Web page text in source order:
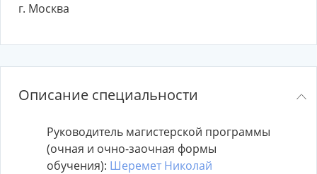
г. Москва
Описание специальности
Руководитель магистерской программы
(очная и очно-заочная формы
обучения): Шеремет Николай